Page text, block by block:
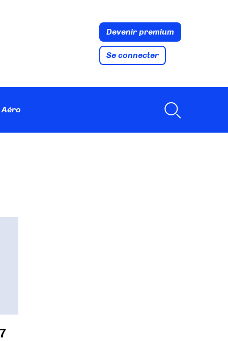
Devenir premium
Se connecter